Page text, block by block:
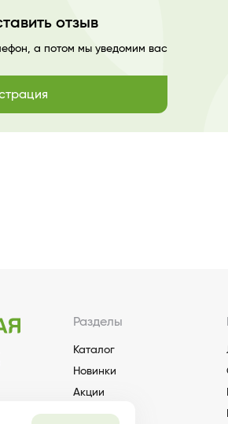
отзыв
а потом мы уведомим вас
Разделы
Каталог
Новинки
Акции